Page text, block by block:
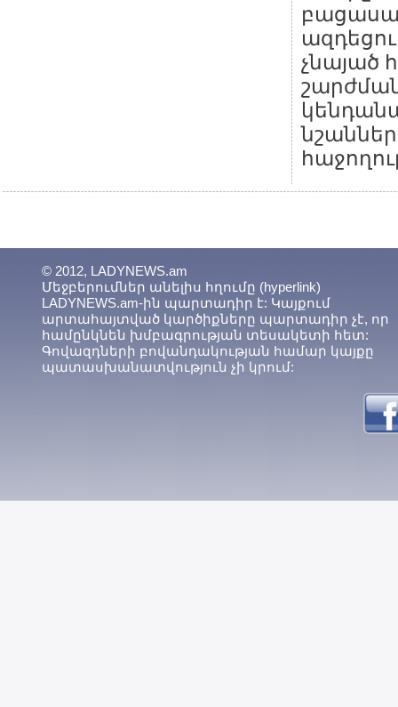
չնայած
© 2012, LADYNEWS.am
Մեջբերումներ անելիս հղումը (hyperlink)
LADYNEWS.am-ին պարտադիր է: Կայքում
արտահայտված կարծիքները պարտադիր չէ, որ
համընկնեն խմբագրության տեսակետի հետ:
Գովազդների բովանդակության համար կայքը
պատասխանատվություն չի կրում: